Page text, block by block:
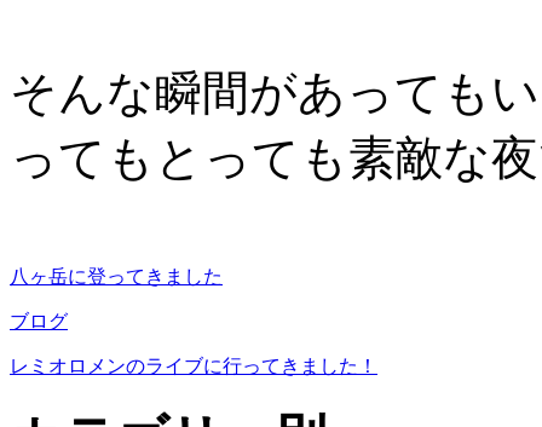
そんな瞬間があっても
ってもとっても素敵な
八ヶ岳に登ってきました
ブログ
レミオロメンのライブに行ってきました！